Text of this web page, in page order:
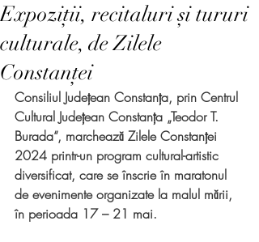
Expoziții, recitaluri și tururi
culturale, de Zilele
Constanței
Consiliul Județean Constanța, prin Centrul
Cultural Județean Constanța „Teodor T.
Burada“, marchează Zilele Constanței
2024 printr-un program cultural-artistic
diversificat, care se înscrie în maratonul
de evenimente organizate la malul mării,
în perioada 17 – 21 mai.